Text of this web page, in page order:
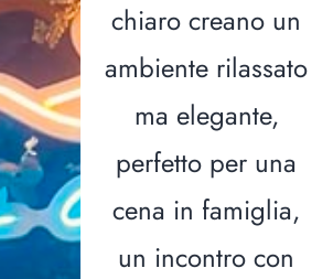
chiaro creano un
ambiente rilassato
ma elegante,
perfetto per una
cena in famiglia,
un incontro con